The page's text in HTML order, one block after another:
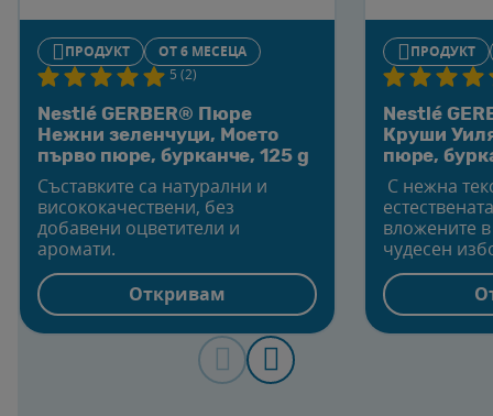
ПРОДУКТ OТ 6 МЕСЕЦА
5 (2)
Nestlé GERBER® Пюре
Нежни зеленчуци, Моето
първо пюре, бурканче, 125 g
Съставките са натурални и
висококачествени, без
добавени оцветители и
аромати.
Откривам
ПРОДУКТ
Nestlé
Круши
пюре,
С нежна
вложените
чудесен
който да
периода на